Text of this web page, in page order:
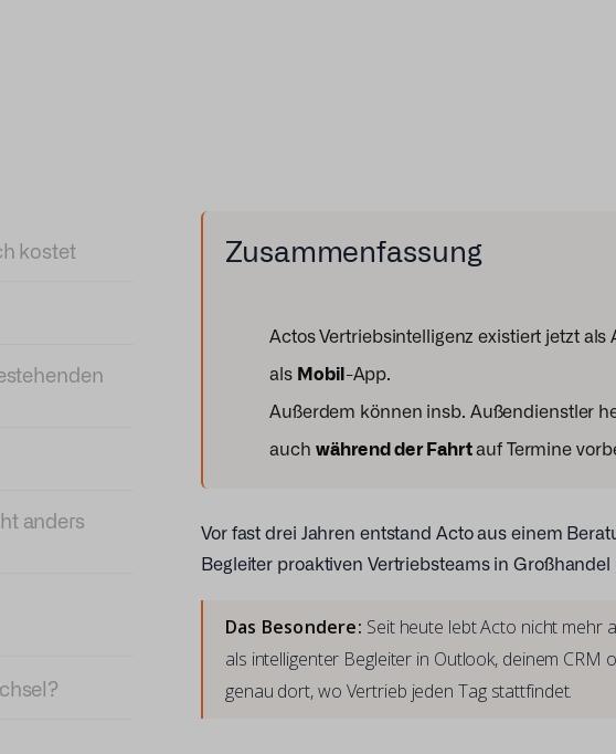
kostet
anders
Zusammenfassung
Actos Vertriebsintelligenz existiert jetzt als
als Mobil-App.
Außerdem können insb. Außendienstler
auch während der Fahrtauf Termine
Vor fast drei Jahren entstand Acto aus einem
Begleiter proaktiven Vertriebsteams in
Das Besondere: Seit heute lebt Acto nicht mehr
als intelligenter Begleiter in Outlook, deinem
genau dort, wo Vertrieb jeden Tag stattfindet.